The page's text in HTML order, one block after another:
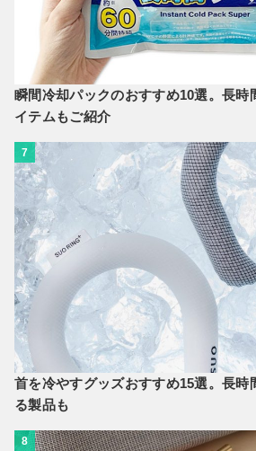
瞬間冷却パックのおすすめ10選。長時
イテムもご紹介
7
首を冷やすグッズおすすめ15選。長時
る製品も
8